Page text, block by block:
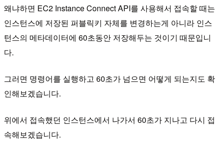
왜냐하면 EC2 Instance Connect API를 사용해서 접속할 때는
인스턴스에 저장된 퍼블릭키 자체를 변경하는게 아니라 인스
턴스의 메타데이터에 60초동안 저장해두는 것이기 때문입니
다.
그러면 명령어를 실행하고 60초가 넘으면 어떻게 되는지도 확
인해보겠습니다.
위에서 접속했던 인스턴스에서 나가서 60초가 지나고 다시 접
속해보겠습니다.